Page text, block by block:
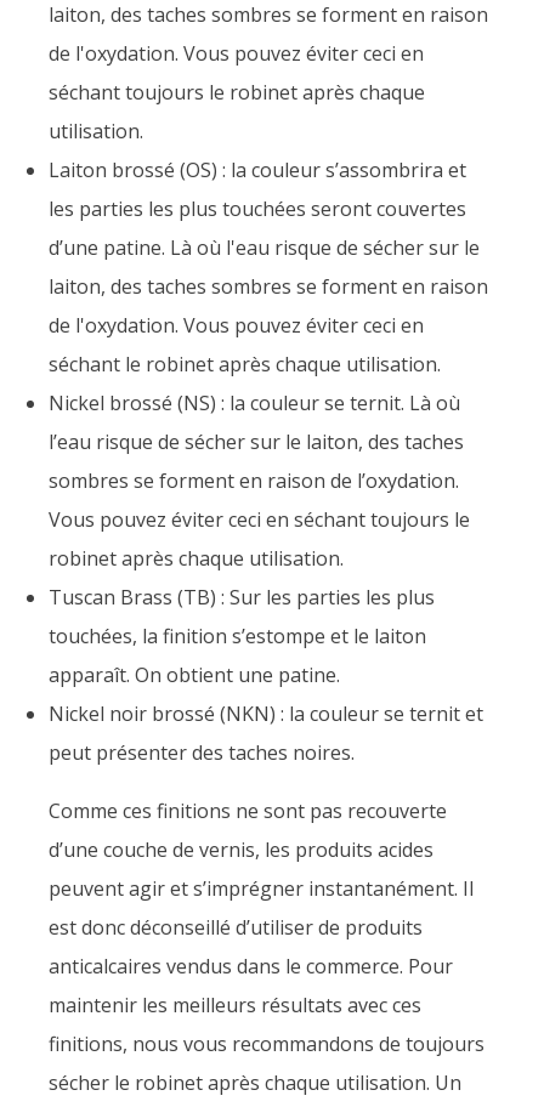
laiton, des taches sombres se forment en raison
de l'oxydation. Vous pouvez éviter ceci en
séchant toujours le robinet après chaque
utilisation.
Laiton brossé (OS) : la couleur s’assombrira et
les parties les plus touchées seront couvertes
d’une patine. Là où l'eau risque de sécher sur le
laiton, des taches sombres se forment en raison
de l'oxydation. Vous pouvez éviter ceci en
séchant le robinet après chaque utilisation.
Nickel brossé (NS) : la couleur se ternit. Là où
l’eau risque de sécher sur le laiton, des taches
sombres se forment en raison de l’oxydation.
Vous pouvez éviter ceci en séchant toujours le
robinet après chaque utilisation.
Tuscan Brass (TB) : Sur les parties les plus
touchées, la finition s’estompe et le laiton
apparaît. On obtient une patine.
Nickel noir brossé (NKN) : la couleur se ternit et
peut présenter des taches noires.
Comme ces finitions ne sont pas recouverte
d’une couche de vernis, les produits acides
peuvent agir et s’imprégner instantanément. Il
est donc déconseillé d’utiliser de produits
anticalcaires vendus dans le commerce. Pour
maintenir les meilleurs résultats avec ces
finitions, nous vous recommandons de toujours
sécher le robinet après chaque utilisation. Un